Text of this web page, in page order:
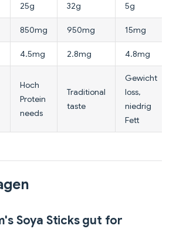
25g 32g 5g
850mg 950mg 15mg
4.5mg 2.8mg 4.8mg
Hoch
Protein
needs
Traditional
taste
Gewicht
loss,
niedrig
Fett
Soya Sticks gut for